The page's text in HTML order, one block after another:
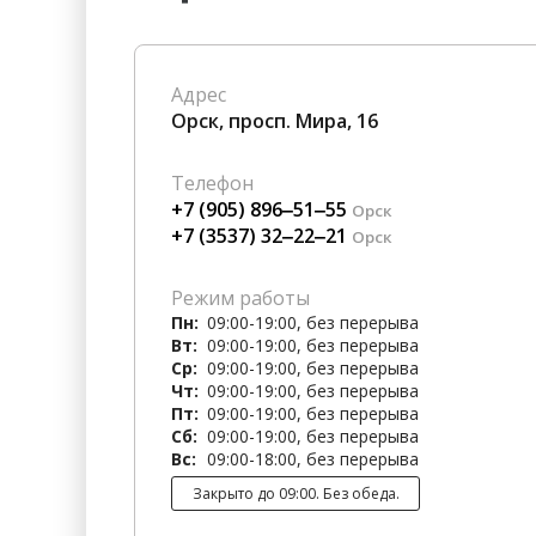
Бытовые услуги Курьерская служба,
Адрес
Орск, просп. Мира, 16
Телефон
+7 (905) 896‒51‒55 Орск
+7 (3537) 32‒22‒21 Орск
Режим работы
Пн: 09:00-19:00, без перерыва
Вт: 09:00-19:00, без перерыва
Ср: 09:00-19:00, без перерыва
Чт: 09:00-19:00, без перерыва
Пт: 09:00-19:00, без перерыва
Сб: 09:00-19:00, без перерыва
Вс: 09:00-18:00, без перерыва
Закрыто до 09:00. Без обеда.